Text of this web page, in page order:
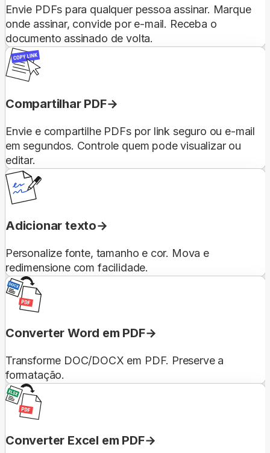
Envie PDFs para qualquer pessoa assinar. Marque
onde assinar, convide por e-mail. Receba o
documento assinado de volta.
Compartilhar PDF
Envie e compartilhe PDFs por link seguro ou e-mail
em segundos. Controle quem pode visualizar ou
editar.
Adicionar texto
Personalize fonte, tamanho e cor. Mova e
redimensione com facilidade.
Converter Word em PDF
Transforme DOC/DOCX em PDF. Preserve a
formatação.
Converter Excel em PDF